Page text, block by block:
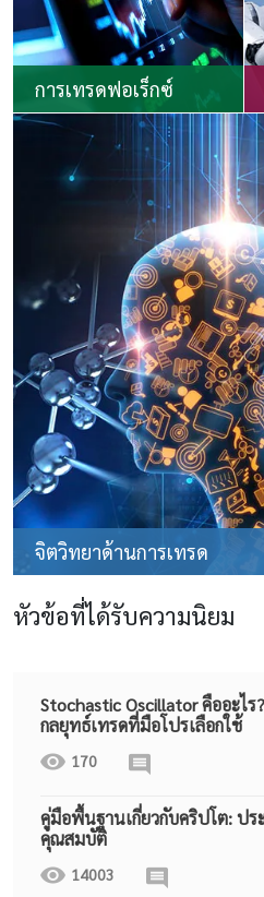
การเทรดฟอเร็กซ์
จิตวิทยาด้านการเทรด
หัวข้อที่ได้รับความนิยม
Stochastic Oscillator คืออะไร
กลยุทธ์เทรดที่มือโปรเลือกใช้
170
คู่มือพื้นฐานเกี่ยวกับคริปโต: ปร
คุณสมบัติ
14003